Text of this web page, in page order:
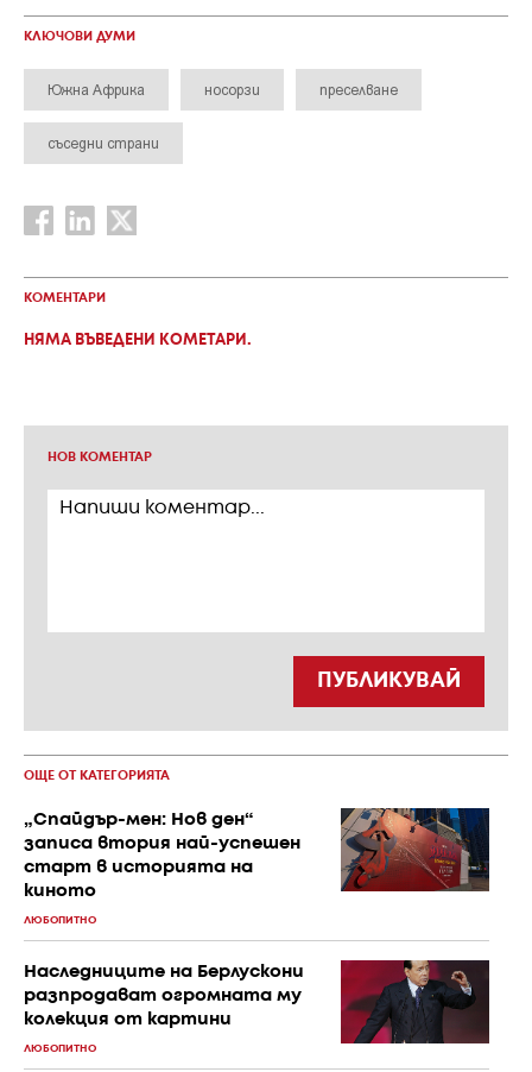
КЛЮЧОВИ ДУМИ
Южна Африка носорзи преселване
съседни страни
КОМЕНТАРИ
НЯМА ВЪВЕДЕНИ КОМЕТАРИ.
НОВ КОМЕНТАР
ПУБЛИКУВАЙ
ОЩЕ ОТ КАТЕГОРИЯТА
„Спайдър-мен: Нов ден“
записа втория най-успешен
старт в историята на
киното
ЛЮБОПИТНО
Наследниците на Берлускони
разпродават огромната му
колекция от картини
ЛЮБОПИТНО